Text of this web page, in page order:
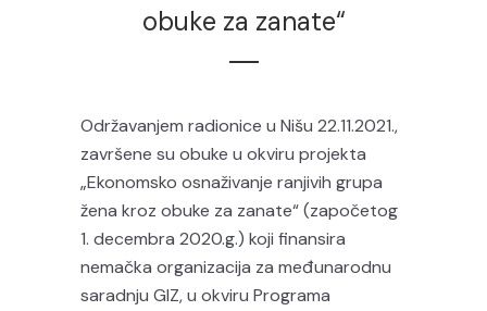
obuke za zanate“
Održavanjem radionice u Nišu 22.11.2021.,
završene su obuke u okviru projekta
„Ekonomsko osnaživanje ranjivih grupa
žena kroz obuke za zanate“ (započetog
1. decembra 2020.g.) koji finansira
nemačka organizacija za međunarodnu
saradnju GIZ, u okviru Programa